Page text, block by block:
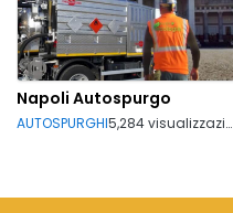
Napoli Autospurgo
AUTOSPURGHI 5,284 visualizzazioni